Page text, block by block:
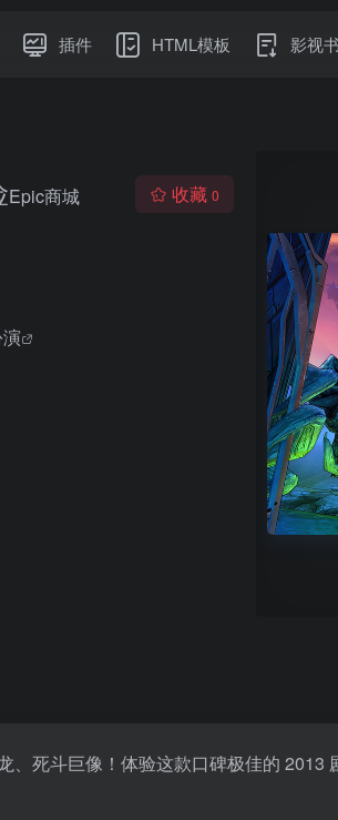
插件 HTML模板 影视
Epic商城 收藏 0
、死斗巨像！体验这款口碑极佳的 2013